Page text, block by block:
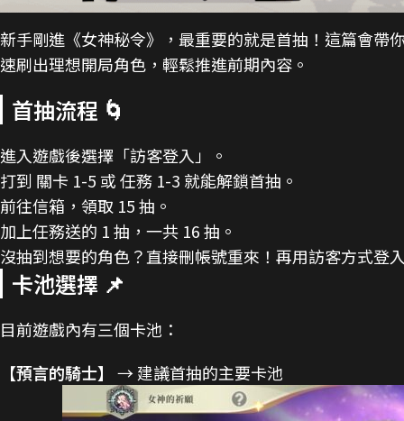
新手剛進《女神秘令》，最重要的就是首抽！這篇會帶
速刷出理想開局角色，輕鬆推進前期內容。
首抽流程 🌀
進入遊戲後選擇「訪客登入」。
打到 關卡 1-5 或 任務 1-3 就能解鎖首抽。
前往信箱，領取 15 抽。
加上任務送的 1 抽，一共 16 抽。
沒抽到想要的角色？直接刪帳號重來！再用訪客方式登
卡池選擇 📌
目前遊戲內有三個卡池：
【預言的騎士】
→ 建議首抽的主要卡池